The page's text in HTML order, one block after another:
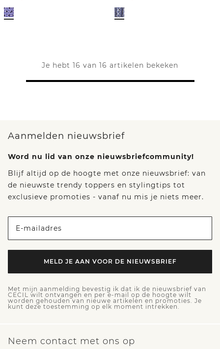
Je hebt 16 van 16 artikelen bekeken
Aanmelden nieuwsbrief
Word nu lid van onze nieuwsbriefcommunity!
Blijf altijd op de hoogte met onze nieuwsbrief: van
de nieuwste trendy toppers en stylingtips tot
exclusieve promoties - vanaf nu mis je niets meer.
E-mailadres
MELD JE AAN VOOR DE NIEUWSBRIEF
Met mijn aanmelding bevestig ik dat ik de nieuwsbrief van
CECIL wilt ontvangen en per e-mail op de hoogte wilt
worden gehouden van nieuwe artikelen en promoties. Je
kunt deze toestemming op elk moment intrekken.
Neem contact met ons op